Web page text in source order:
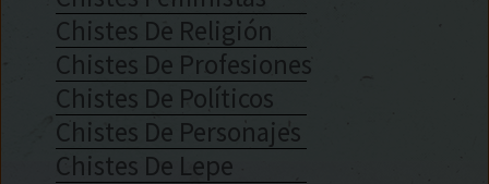
Chistes De Religión
Chistes De Profesiones
Chistes De Políticos
Chistes De Personajes
Chistes De Lepe